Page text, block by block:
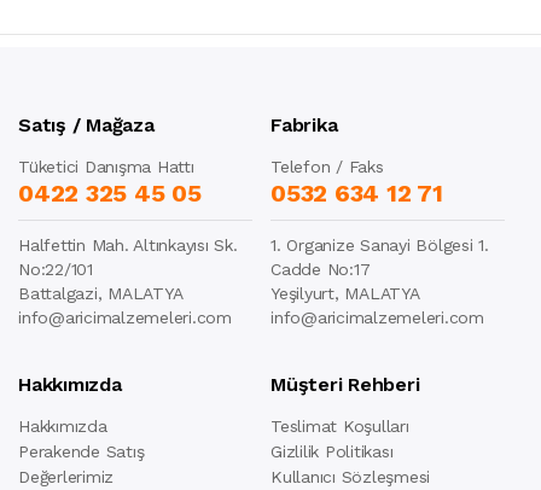
Satış / Mağaza
Tüketici Danışma Hattı
0422 325 45 05
Halfettin Mah. Altınkayısı Sk.
No:22/101
Battalgazi, MALATYA
info@aricimalzemeleri.com
Fabrika
Telefon / Faks
0532 634 12 71
1. Organize Sanayi Bölgesi 1.
Cadde No:17
Yeşilyurt, MALATYA
info@aricimalzemeleri.com
Hakkımızda
Hakkımızda
Perakende Satış
Değerlerimiz
Müşteri Rehberi
Teslimat Koşulları
Gizlilik Politikası
Kullanıcı Sözleşmesi